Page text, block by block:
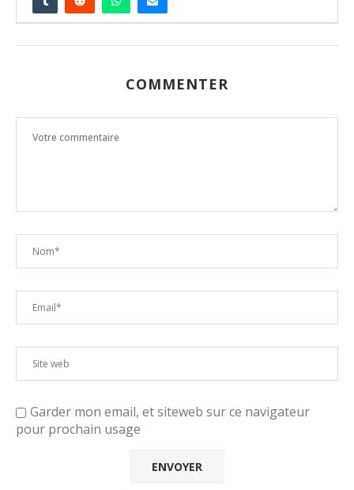
COMMENTER
Garder mon email, et siteweb sur ce navigateur
pour prochain usage